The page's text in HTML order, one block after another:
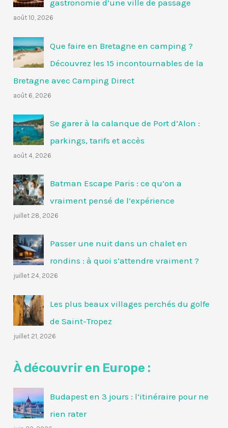
gastronomie d’une ville de passage
août 10, 2026
Que faire en Bretagne en camping ?
Découvrez les 15 incontournables de la
Bretagne avec Camping Direct
août 6, 2026
Se garer à la calanque de Port d’Alon :
parkings, tarifs et accès
août 4, 2026
Batman Escape Paris : ce qu’on a
vraiment pensé de l’expérience
juillet 28, 2026
Passer une nuit dans un chalet en
rondins : à quoi s’attendre vraiment ?
juillet 24, 2026
Les plus beaux villages perchés du golfe
de Saint-Tropez
juillet 21, 2026
À découvrir en Europe :
Budapest en 3 jours : l’itinéraire pour ne
rien rater